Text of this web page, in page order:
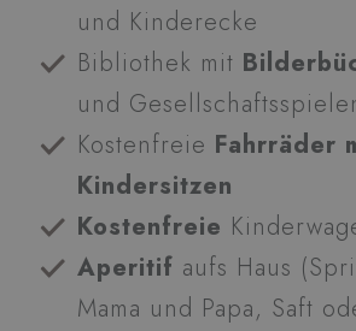
und Kinderecke
Bibliothek mit
und
Kostenfreie Fahrräder
Kindersitzen
Kostenfreie
Aperitif aufs Haus
Mama und Papa, Saft